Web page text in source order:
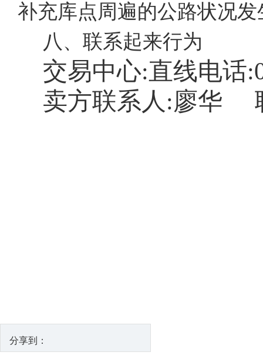
补充库点周遍的公路状况
八、联系起来行为
交易中心:直线电话:
卖方联系人:廖华
分享到：